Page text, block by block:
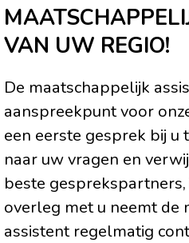
VAN UW REGIO!
De maatschappelijk
aanspreekpunt voor
een eerste gesprek bij u
naar uw vragen en
beste
overleg met u neemt de
assistent regelmatig